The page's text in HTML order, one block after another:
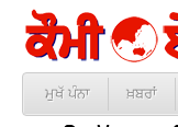
ਮੁਖੱ ਪੰਨਾ ਖ਼ਬਰਾਂ